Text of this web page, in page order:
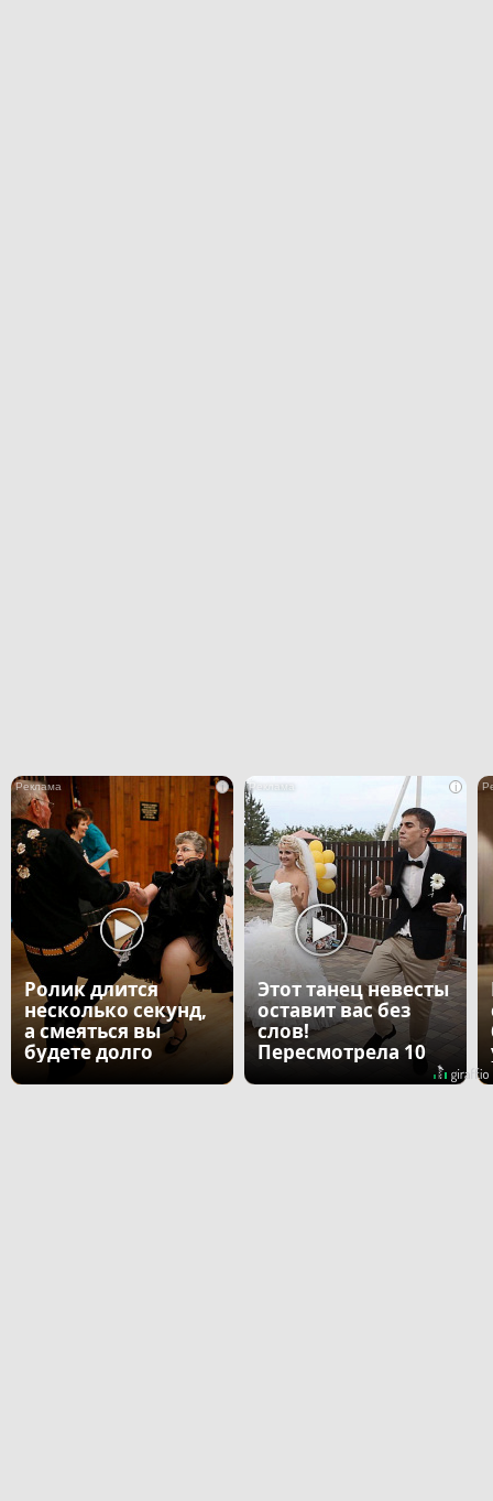
i
Ролик длится
несколько секунд,
а смеяться вы
будете долго
i
Этот танец невесты
оставит вас без
слов!
Пересмотрела 10